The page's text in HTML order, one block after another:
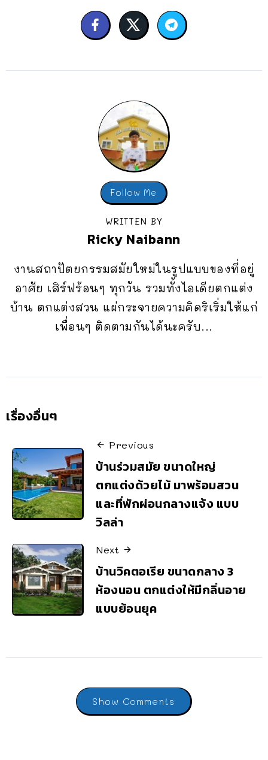
Follow Me
WRITTEN BY
Ricky Naibann
งานสถาปัตยกรรมสมัยใหม่ในรูปแบบของที่อยู่
อาศัย เสิร์ฟร้อนๆ ทุกวัน รวมทั้งไอเดียตกแต่ง
บ้าน ตกแต่งสวน แผ่กระจายความคิดริเริ่มให้แก่
เพื่อนๆ ติดตามกันได้นะครับ...
เรื่องอื่นๆ
Previous
บ้านร่วมสมัย ขนาดใหญ่
ตกแต่งด้วยไม้ มาพร้อมสวน
และที่พักผ่อนกลางแจ้ง แบบ
วิลล่า
Next
บ้านวิคตอเรีย ขนาดกลาง 3
ห้องนอน ตกแต่งให้มีกลิ่นอาย
แบบย้อนยุค
Show Comments